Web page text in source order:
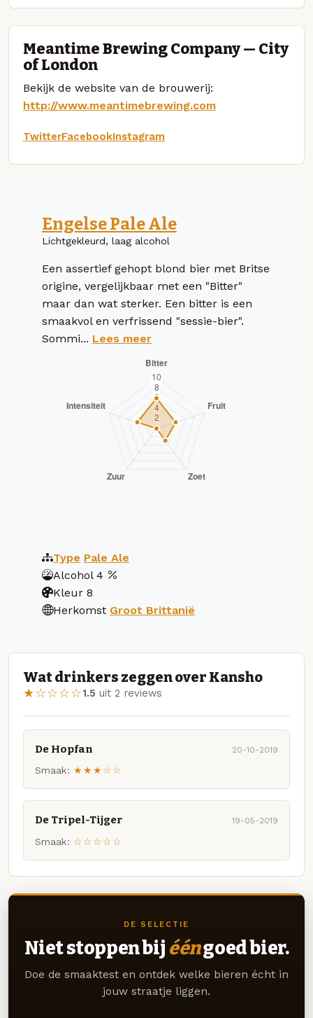
Meantime Brewing Company — City
of London
Bekijk de website van de brouwerij:
http://www.meantimebrewing.com
TwitterFacebookInstagram
Engelse Pale Ale
Lichtgekleurd, laag alcohol
Een assertief gehopt blond bier met Britse
origine, vergelijkbaar met een "Bitter"
maar dan wat sterker. Een bitter is een
smaakvol en verfrissend "sessie-bier".
Sommi... Lees meer
Type Pale Ale
Alcohol 4
Kleur 8
Herkomst Groot Brittanië
Wat drinkers zeggen over Kansho
★☆☆☆☆1.5 uit 2 reviews
De Hopfan 20-10-2019
Smaak: ★★★☆☆
De Tripel-Tijger 19-05-2019
Smaak: ☆☆☆☆☆
DE SELECTIE
Niet stoppen bij ééngoed bier.
Doe de smaaktest en ontdek welke bieren écht in
jouw straatje liggen.